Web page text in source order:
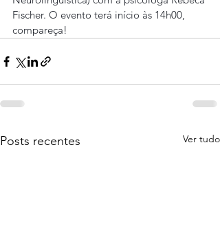
Fischer. O evento terá início às 14h00,
compareça!
Posts recentes Ver tudo